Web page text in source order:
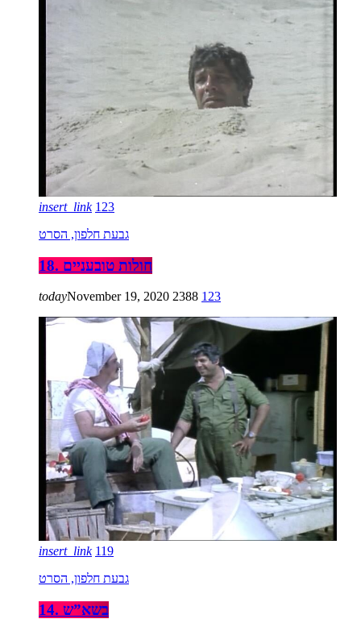
insert_link 123
גבעת חלפון, הסרט
18. חולות טובעניים
todayNovember 19, 2020 2388 123
insert_link 119
גבעת חלפון, הסרט
14. בשא”ש